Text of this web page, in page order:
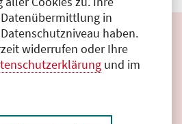
in
haben.
widerrufen oder Ihre
und im